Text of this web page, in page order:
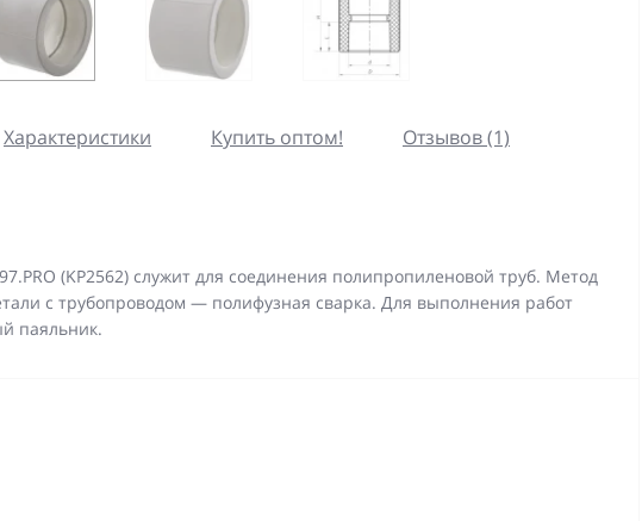
Характеристики Купить оптом!
Отзывов (1)
(KP2562) служит для соединения полипропиленовой труб. Метод
с трубопроводом — полифузная сварка. Для выполнения работ
паяльник.